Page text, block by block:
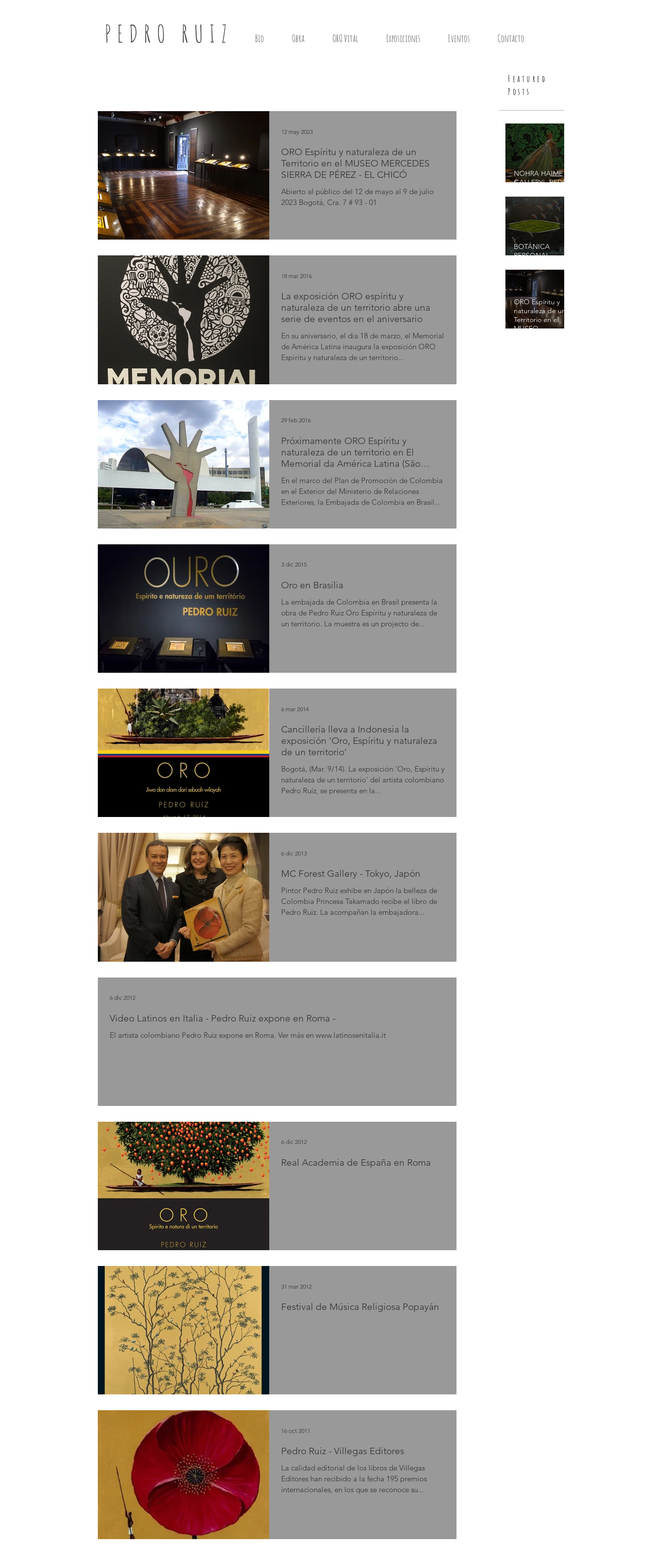
PEDRO RUIZ Bio Obra ORO Vital Exposiciones Eventos Contacto
Featured
Posts
ORO Espíritu y naturaleza de un
Territorio en el MUSEO MERCEDES
SIERRA DE PÉREZ - EL CHICÓ
Abierto al público del 12 de mayo al 9 de julio
2023 Bogotá, Cra. 7 # 93 - 01
12 may 2023
La exposición ORO espíritu y
naturaleza de un territorio abre una
serie de eventos en el aniversario
En su aniversario, el dia 18 de marzo, el Memorial
de América Latina inaugura la exposición ORO
Espíritu y naturaleza de un territorio...
18 mar 2016
Próximamente ORO Espíritu y
naturaleza de un territorio en El
Memorial da América Latina (São
En el marco del Plan de Promoción de Colombia
en el Exterior del Ministerio de Relaciones
Exteriores, la Embajada de Colombia en Brasil...
29 feb 2016
Oro en Brasilia
La embajada de Colombia en Brasil presenta la
obra de Pedro Ruiz Oro Espíritu y naturaleza de
un territorio. La muestra es un projecto de...
3 dic 2015
Cancillería lleva a Indonesia la
exposición ‘Oro, Espíritu y naturaleza
de un territorio’
Bogotá, (Mar. 9/14). La exposición ‘Oro, Espíritu y
naturaleza de un territorio’ del artista colombiano
Pedro Ruíz, se presenta en la...
6 mar 2014
MC Forest Gallery - Tokyo, Japón
Pintor Pedro Ruiz exhibe en Japón la belleza de
Colombia Princesa Takamado recibe el libro de
Pedro Ruiz. La acompañan la embajadora...
6 dic 2013
Video Latinos en Italia - Pedro Ruiz expone en Roma -
El artista colombiano Pedro Ruiz expone en Roma. Ver más en www.latinosenitalia.it
6 dic 2012
Real Academia de España en Roma
6 dic 2012
Festival de Música Religiosa Popayán
31 mar 2012
Pedro Ruiz - Villegas Editores
La calidad editorial de los libros de Villegas
Editores han recibido a la fecha 195 premios
internacionales, en los que se reconoce su...
16 oct 2011
NOHRA HAIME
GALLERY - PEDRO
BOTÁNICA
PERSONAL -
ORO Espíritu y
naturaleza de un
Territorio en el
MUSEO